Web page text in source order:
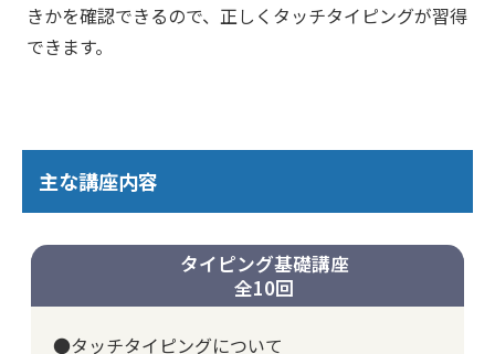
きかを確認できるので、正しくタッチタイピングが習得
できます。
主な講座内容
タイピング基礎講座
全10回
●タッチタイピングについて